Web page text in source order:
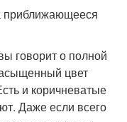
приближающееся
говорит о полной
цвет
и коричневатые
Даже если всего